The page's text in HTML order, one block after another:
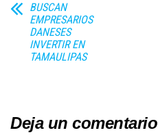
BUSCAN
EMPRESARIOS
DANESES
INVERTIR EN
TAMAULIPAS
Deja un comentario